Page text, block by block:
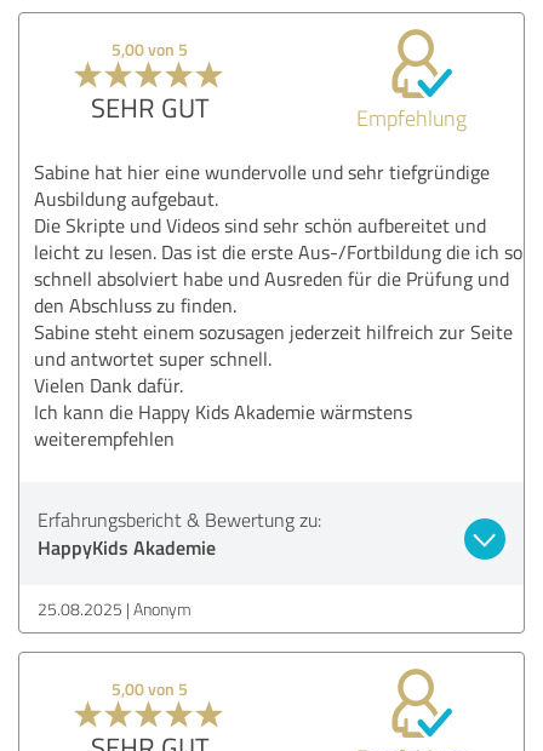
5,00 von 5
SEHR GUT Empfehlung
Sabine hat hier eine wundervolle und sehr tiefgründige
Ausbildung aufgebaut.
Die Skripte und Videos sind sehr schön aufbereitet und
leicht zu lesen. Das ist die erste Aus-/Fortbildung die ich so
schnell absolviert habe und Ausreden für die Prüfung und
den Abschluss zu finden.
Sabine steht einem sozusagen jederzeit hilfreich zur Seite
und antwortet super schnell.
Vielen Dank dafür.
Ich kann die Happy Kids Akademie wärmstens
weiterempfehlen
Erfahrungsbericht & Bewertung zu:
HappyKids Akademie
25.08.2025 Anonym
5,00 von 5